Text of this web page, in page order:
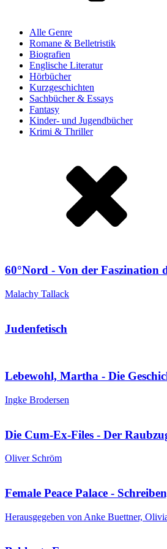
Alle Genre
Romane & Belletristik
Biografien
Englische Literatur
Hörbücher
Kurzgeschichten
Sachbücher & Essays
Fantasy
Kinder- und Jugendbücher
Krimi & Thriller
60°Nord - Von der Faszination
Malachy Tallack
Judenfetisch
Lebewohl, Martha - Die
Ingke Brodersen
Die Cum-Ex-Files - Der
Oliver Schröm
Female Peace Palace -
Herausgegeben von Anke Buettner,